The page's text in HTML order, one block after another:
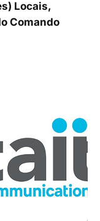
Locais,
Comando